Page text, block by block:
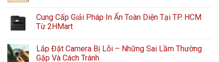
Cung Cấp Giải Pháp In Ấn Toàn Diện Tại TP. HCM
Từ 2HMart
Lắp Đặt Camera Bị Lỗi – Những Sai Lầm Thường
Gặp Và Cách Tránh